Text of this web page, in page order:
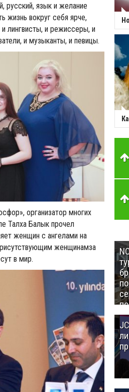
русский, язык и желание
жизнь вокруг себя ярче,
лингвисты, и режиссеры, и
и музыканты, и певицы.
организатор многих
Талха Балык прочел
женщин с ангелами на
женщинамза
в мир.